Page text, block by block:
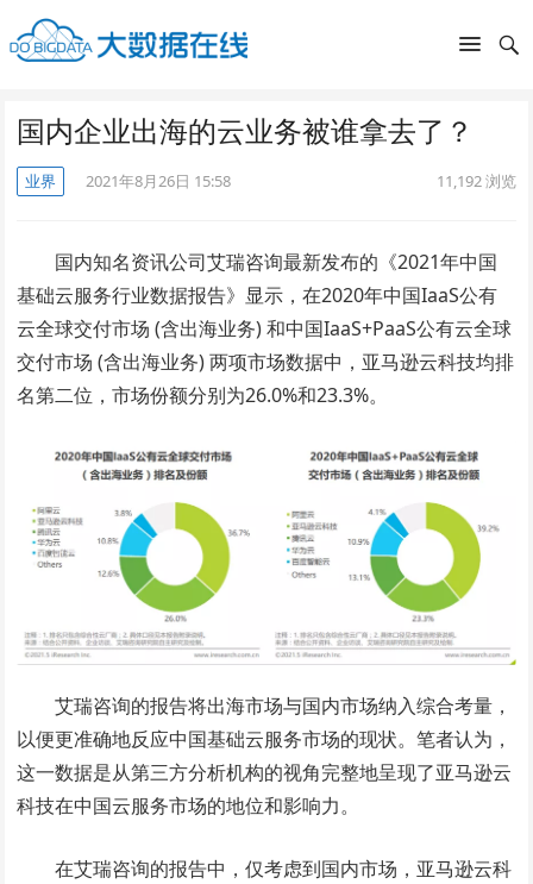
国内企业出海的云业务被谁拿去了？
业界 2021年8月26日 15:58 11,192浏览
国内知名资讯公司艾瑞咨询最新发布的《2021年中国
基础云服务行业数据报告》显示，在2020年中国IaaS公有
云全球交付市场 (含出海业务) 和中国IaaS+PaaS公有云全球
交付市场 (含出海业务) 两项市场数据中，亚马逊云科技均排
名第二位，市场份额分别为26.0%和23.3%。
艾瑞咨询的报告将出海市场与国内市场纳入综合考量，
以便更准确地反应中国基础云服务市场的现状。笔者认为，
这一数据是从第三方分析机构的视角完整地呈现了亚马逊云
科技在中国云服务市场的地位和影响力。
在艾瑞咨询的报告中，仅考虑到国内市场，亚马逊云科